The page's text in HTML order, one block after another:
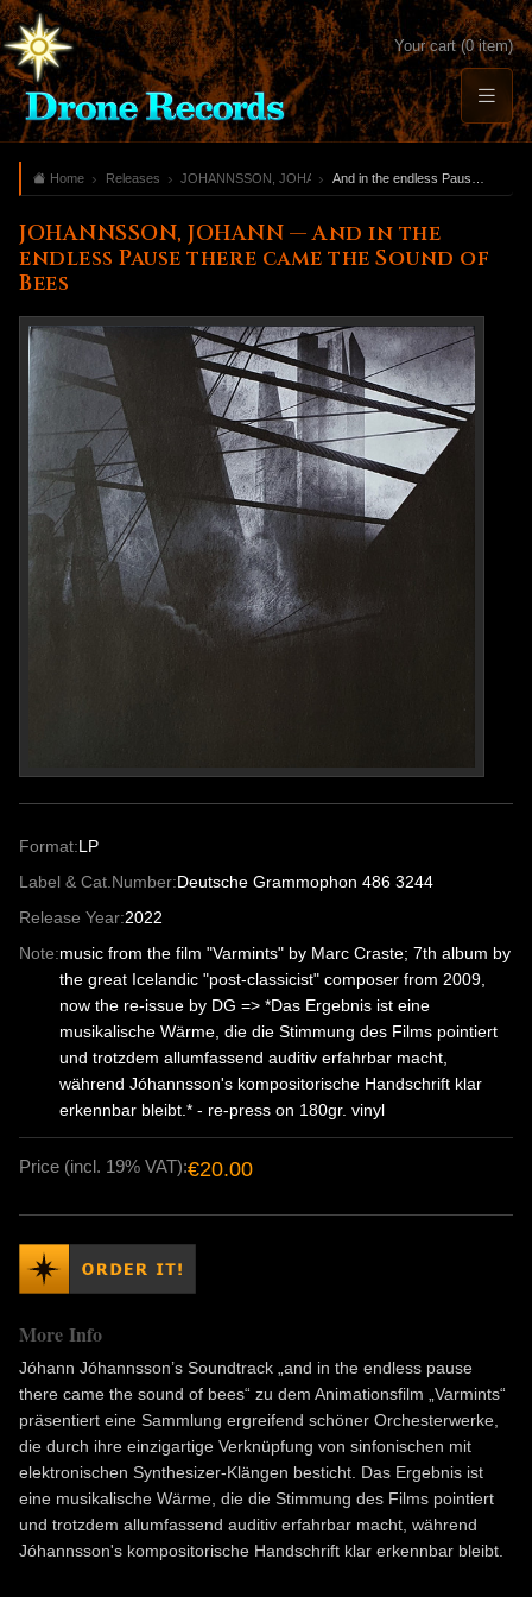
Your cart (0 item)
Home Releases JOHANNSSON, JOHANN
JOHANNSSON, JOHANN — And in the
endless Pause there came the Sound of
Bees
Format:LP
Label & Cat.Number:Deutsche Grammophon 486 3244
Release Year:2022
Note:music from the film "Varmints" by Marc Craste; 7th album by
the great Icelandic "post-classicist" composer from 2009,
now the re-issue by DG => *Das Ergebnis ist eine
musikalische Wärme, die die Stimmung des Films pointiert
und trotzdem allumfassend auditiv erfahrbar macht,
während Jóhannsson's kompositorische Handschrift klar
erkennbar bleibt.* - re-press on 180gr. vinyl
Price (incl. 19% VAT):€20.00
More Info
Jóhann Jóhannsson’s Soundtrack „and in the endless pause
there came the sound of bees“ zu dem Animationsfilm „Varmints“
präsentiert eine Sammlung ergreifend schöner Orchesterwerke,
die durch ihre einzigartige Verknüpfung von sinfonischen mit
elektronischen Synthesizer-Klängen besticht. Das Ergebnis ist
eine musikalische Wärme, die die Stimmung des Films pointiert
und trotzdem allumfassend auditiv erfahrbar macht, während
Jóhannsson's kompositorische Handschrift klar erkennbar bleibt.